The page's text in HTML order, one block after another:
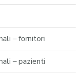
– fornitori
– pazienti